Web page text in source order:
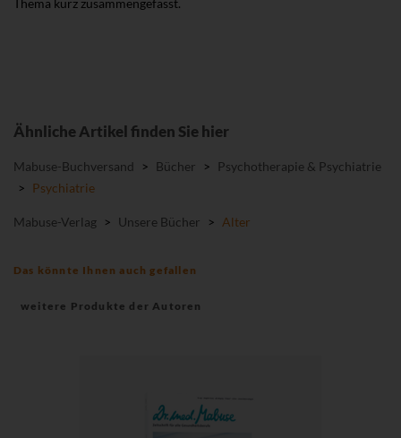
Thema kurz zusammengefasst.
Ähnliche Artikel finden Sie hier
Mabuse-Buchversand > Bücher >
Psychotherapie & Psychiatrie
> Psychiatrie
Mabuse-Verlag > Unsere Bücher > Alter
Das könnte Ihnen auch gefallen
weitere Produkte der Autoren